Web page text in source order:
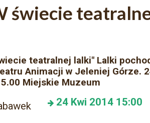
świecie
teatralnej lalki" Lalki
Animacji w Jeleniej Górze.
Miejskie Muzeum
24 Kwi 201415:00